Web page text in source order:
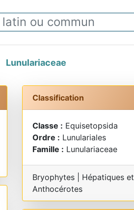
Lunulariaceae
Classification
Classe : Equisetopsida
Ordre : Lunulariales
Famille : Lunulariaceae
Bryophytes | Hépatiques et
Anthocérotes